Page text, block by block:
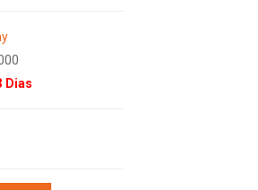
Dias